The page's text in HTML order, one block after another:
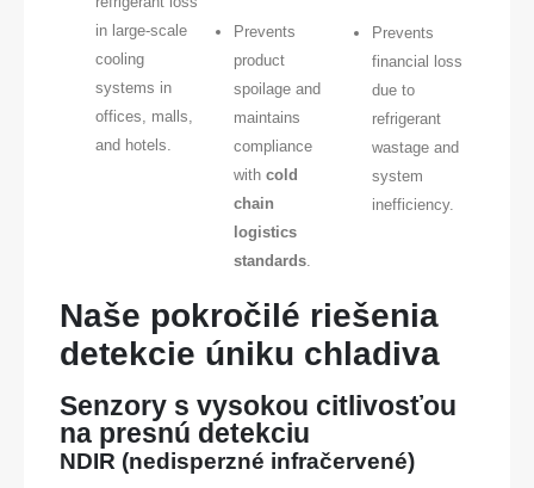
in large-scale
cooling
systems in
offices, malls,
and hotels.
Prevents
product
spoilage and
maintains
compliance
with cold
chain
logistics
standards.
Prevents
financial loss
due to
refrigerant
wastage and
system
inefficiency.
Naše pokročilé riešenia
detekcie úniku chladiva
Senzory s vysokou citlivosťou
na presnú detekciu
NDIR (nedisperzné infračervené)